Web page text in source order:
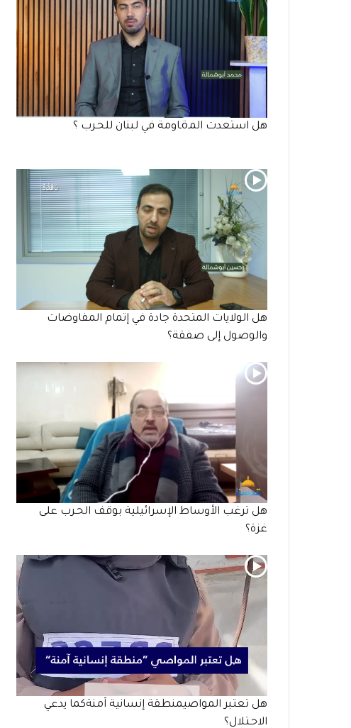
هل استعدت المـöـاومة في لبنان للحـرب ؟
هل الولايات المتحدة جادة في إتمام المفاوضات
والوصول إلى صفقة؟
هل ترغب الأوساط الإسرائيلية بوقف الحـرب على
غزة؟
هل تعتبر المواصيمنطقة إنسانية آمنةكما يدعي
الاحـتلال؟